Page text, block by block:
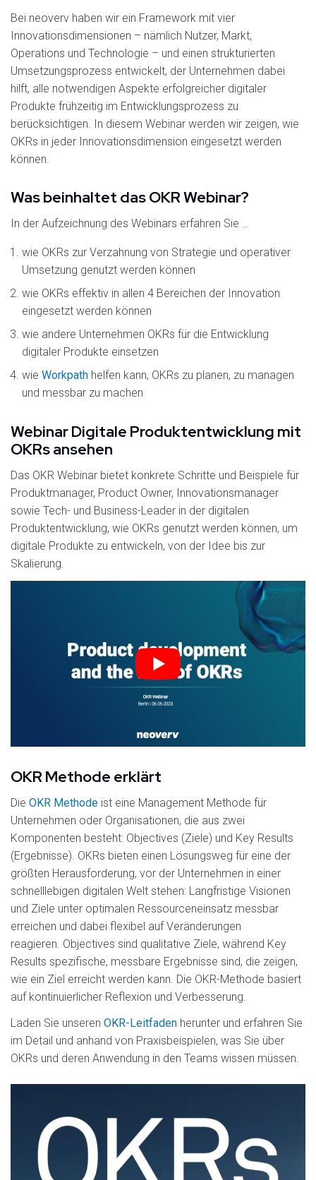
Bei neoverv haben wir ein Framework mit vier
Innovationsdimensionen – nämlich Nutzer, Markt,
Operations und Technologie – und einen strukturierten
Umsetzungsprozess entwickelt, der Unternehmen dabei
hilft, alle notwendigen Aspekte erfolgreicher digitaler
Produkte frühzeitig im Entwicklungsprozess zu
berücksichtigen. In diesem Webinar werden wir zeigen, wie
OKRs in jeder Innovationsdimension eingesetzt werden
können.
Was beinhaltet das OKR Webinar?
In der Aufzeichnung des Webinars erfahren Sie …
wie OKRs zur Verzahnung von Strategie und operativer
Umsetzung genutzt werden können
wie OKRs effektiv in allen 4 Bereichen der Innovation
eingesetzt werden können
wie andere Unternehmen OKRs für die Entwicklung
digitaler Produkte einsetzen
wie Workpath helfen kann, OKRs zu planen, zu managen
und messbar zu machen
Webinar Digitale Produktentwicklung mit
OKRs ansehen
Das OKR Webinar bietet konkrete Schritte und Beispiele für
Produktmanager, Product Owner, Innovationsmanager
sowie Tech- und Business-Leader in der digitalen
Produktentwicklung, wie OKRs genutzt werden können, um
digitale Produkte zu entwickeln, von der Idee bis zur
Skalierung.
OKR Methode erklärt
Die OKR Methode ist eine Management Methode für
Unternehmen oder Organisationen, die aus zwei
Komponenten besteht: Objectives (Ziele) und Key Results
(Ergebnisse). OKRs bieten einen Lösungsweg für eine der
größten Herausforderung, vor der Unternehmen in einer
schnelllebigen digitalen Welt stehen: Langfristige Visionen
und Ziele unter optimalen Ressourceneinsatz messbar
erreichen und dabei flexibel auf Veränderungen
reagieren. Objectives sind qualitative Ziele, während Key
Results spezifische, messbare Ergebnisse sind, die zeigen,
wie ein Ziel erreicht werden kann. Die OKR-Methode basiert
auf kontinuierlicher Reflexion und Verbesserung.
Laden Sie unseren OKR-Leitfaden herunter und erfahren Sie
im Detail und anhand von Praxisbeispielen, was Sie über
OKRs und deren Anwendung in den Teams wissen müssen.